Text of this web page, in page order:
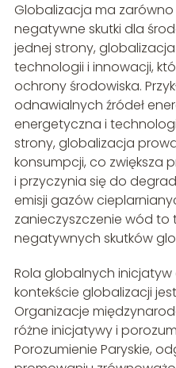
Globalizacja ma zarówno
negatywne skutki dla
jednej strony,
technologii i innowacji,
ochrony środowiska.
odnawialnych źródeł
energetyczna i
strony, globalizacja
konsumpcji, co zwiększa
i przyczynia się do
emisji gazów
zanieczyszczenie wód to
negatywnych skutków
Rola globalnych
kontekście globalizacji
Organizacje
różne inicjatywy i
Porozumienie Paryskie,